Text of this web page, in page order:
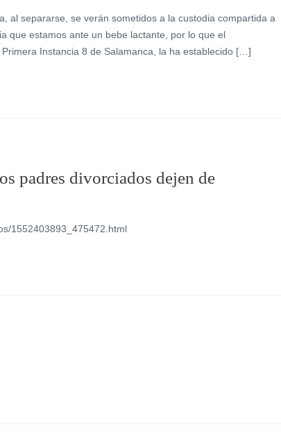
al separarse, se verán sometidos a la custodia compartida a
que estamos ante un bebe lactante, por lo que el
Instancia 8 de Salamanca, la ha establecido […]
padres divorciados dejen de
1552403893_475472.html